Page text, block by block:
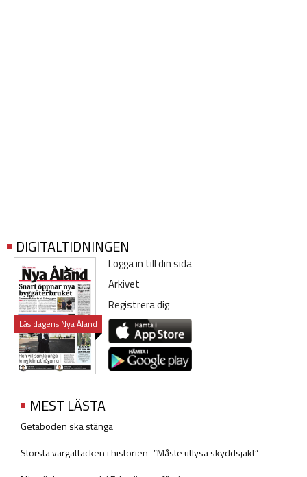
DIGITALTIDNINGEN
Läs dagens Nya Åland
Logga in till din sida
Arkivet
Registrera dig
MEST LÄSTA
Getaboden ska stänga
Största vargattacken i historien -”Måste utlysa skyddsjakt”